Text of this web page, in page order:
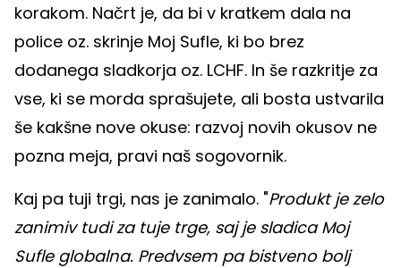
korakom. Načrt je, da bi v kratkem dala na
police oz. skrinje Moj Sufle, ki bo brez
dodanega sladkorja oz. LCHF. In še razkritje za
vse, ki se morda sprašujete, ali bosta ustvarila
še kakšne nove okuse: razvoj novih okusov ne
pozna meja, pravi naš sogovornik.
Kaj pa tuji trgi, nas je zanimalo. "Produkt je zelo
zanimiv tudi za tuje trge, saj je sladica Moj
Sufle globalna. Predvsem pa bistveno bolj